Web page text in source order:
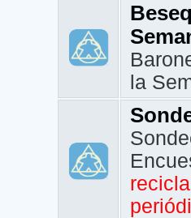
la